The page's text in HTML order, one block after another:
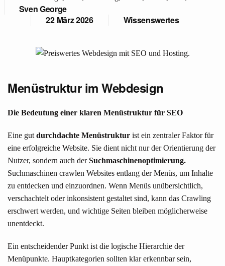
Sven George
22 März 2026
Wissenswertes
Menüstruktur im Webdesign
Die Bedeutung einer klaren Menüstruktur für SEO
Eine gut durchdachte Menüstruktur ist ein zentraler Faktor für
eine erfolgreiche Website. Sie dient nicht nur der Orientierung der
Nutzer, sondern auch derSuchmaschinenoptimierung.
Suchmaschinen crawlen Websites entlang der Menüs, um Inhalte
zu entdecken und einzuordnen. Wenn Menüs unübersichtlich,
verschachtelt oder inkonsistent gestaltet sind, kann das Crawling
erschwert werden, und wichtige Seiten bleiben möglicherweise
unentdeckt.
Ein entscheidender Punkt ist die logische Hierarchie der
Menüpunkte. Hauptkategorien sollten klar erkennbar sein,